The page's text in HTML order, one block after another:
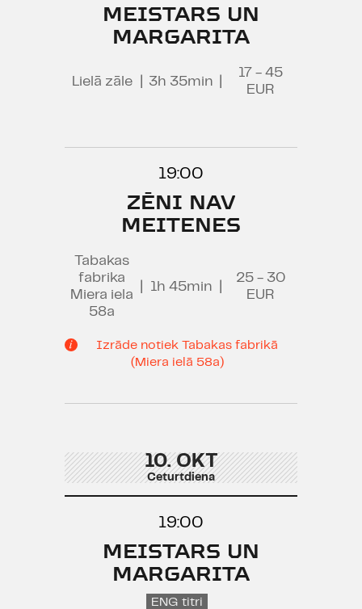
MEISTARS UN
MARGARITA
Lielā zāle 3h 35min
17 - 45
EUR
19:00
ZĒNI NAV
MEITENES
Tabakas
fabrika
Miera iela
58a
1h 45min
25 - 30
EUR
Izrāde notiek Tabakas fabrikā
(Miera ielā 58a)
10. OKT
Ceturtdiena
19:00
MEISTARS UN
MARGARITA
ENG titri